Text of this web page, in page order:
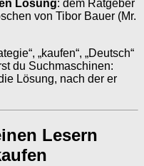
Lösung: dem Ratgeber
von Tibor Bauer (Mr.
„kaufen“, „Deutsch“
du Suchmaschinen:
Lösung, nach der er
Lesern